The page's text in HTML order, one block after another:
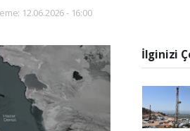
12.06.2026 - 16:00
İlginizi